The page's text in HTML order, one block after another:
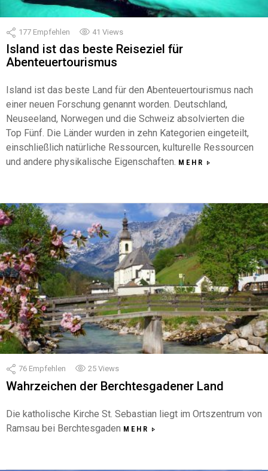
177 Empfehlen 41 Views
Island ist das beste Reiseziel für
Abenteuertourismus
Island ist das beste Land für den Abenteuertourismus nach
einer neuen Forschung genannt worden. Deutschland,
Neuseeland, Norwegen und die Schweiz absolvierten die
Top Fünf. Die Länder wurden in zehn Kategorien eingeteilt,
einschließlich natürliche Ressourcen, kulturelle Ressourcen
und andere physikalische Eigenschaften. MEHR
76 Empfehlen 25 Views
Wahrzeichen der Berchtesgadener Land
Die katholische Kirche St. Sebastian liegt im Ortszentrum von
Ramsau bei Berchtesgaden MEHR